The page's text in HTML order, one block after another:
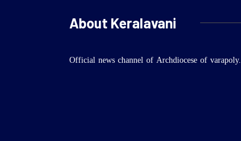
About Keralavani
Official news channel of Archdiocese of varapoly.